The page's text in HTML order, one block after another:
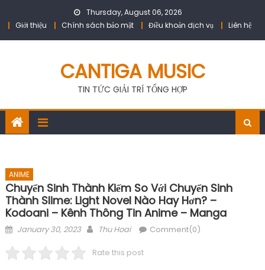
Thursday, August 06, 2026
Giới thiệu
Chính sách bảo mật Điều khoản dịch vụ Liên hệ
CANTIGA MUSIC
TIN TỨC GIẢI TRÍ TỔNG HỢP
ANIME
Chuyển Sinh Thành Kiếm So Với Chuyển Sinh
Thành Slime: Light Novel Nào Hay Hơn? –
Kodoani – Kênh Thông Tin Anime – Manga
Posted
January 30, 2023 Author
Thu Hoai Comment(0)
Rate this post